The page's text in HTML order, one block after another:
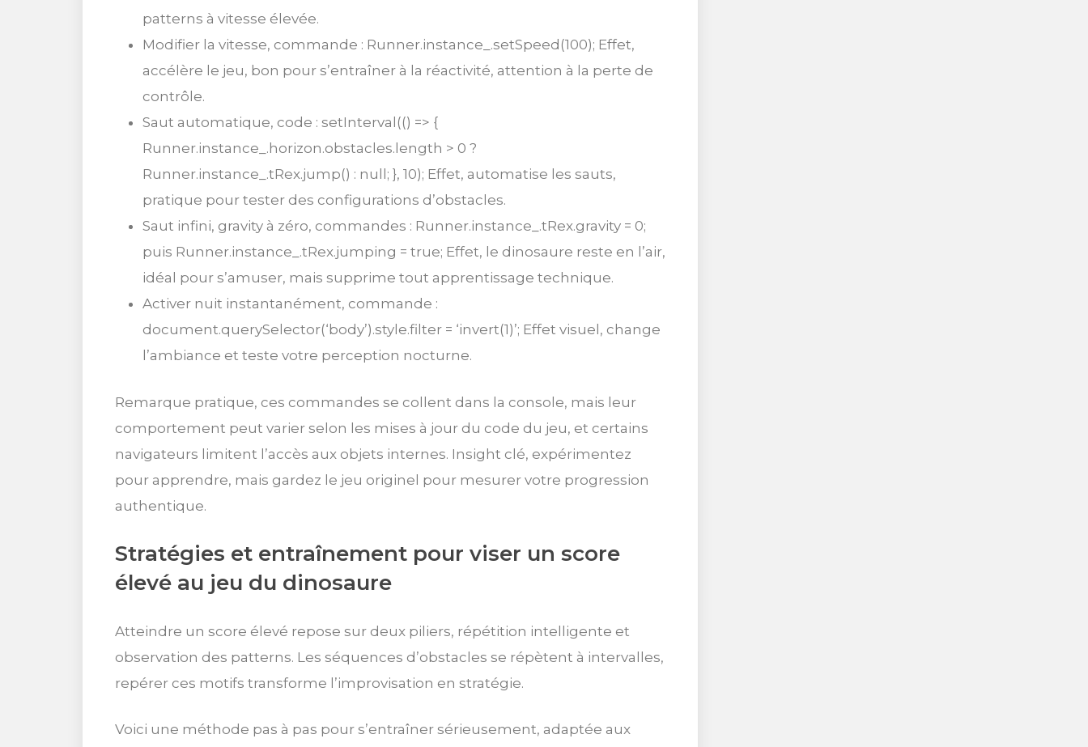
patterns à vitesse élevée.
Modifier la vitesse, commande : Runner.instance_.setSpeed(100); Effet,
accélère le jeu, bon pour s’entraîner à la réactivité, attention à la perte de
contrôle.
Saut automatique, code : setInterval(() => {
Runner.instance_.horizon.obstacles.length > 0 ?
Runner.instance_.tRex.jump() : null; }, 10); Effet, automatise les sauts,
pratique pour tester des configurations d’obstacles.
Saut infini, gravity à zéro, commandes : Runner.instance_.tRex.gravity = 0;
puis Runner.instance_.tRex.jumping = true; Effet, le dinosaure reste en l’air,
idéal pour s’amuser, mais supprime tout apprentissage technique.
Activer nuit instantanément, commande :
document.querySelector(‘body’).style.filter = ‘invert(1)’; Effet visuel, change
l’ambiance et teste votre perception nocturne.
Remarque pratique, ces commandes se collent dans la console, mais leur
comportement peut varier selon les mises à jour du code du jeu, et certains
navigateurs limitent l’accès aux objets internes. Insight clé, expérimentez
pour apprendre, mais gardez le jeu originel pour mesurer votre progression
authentique.
Stratégies et entraînement pour viser un score
élevé au jeu du dinosaure
Atteindre un score élevé repose sur deux piliers, répétition intelligente et
observation des patterns. Les séquences d’obstacles se répètent à intervalles,
repérer ces motifs transforme l’improvisation en stratégie.
Voici une méthode pas à pas pour s’entraîner sérieusement, adaptée aux